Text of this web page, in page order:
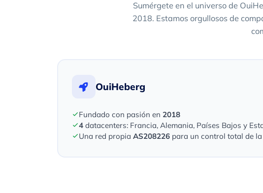
Sumérgete en el universo de
2018. Estamos orgullosos de
OuiHeberg
Fundado con pasión en 2018
4 datacenters: Francia, Alemania, Países Bajos y
Una red propia AS208226 para un control total de